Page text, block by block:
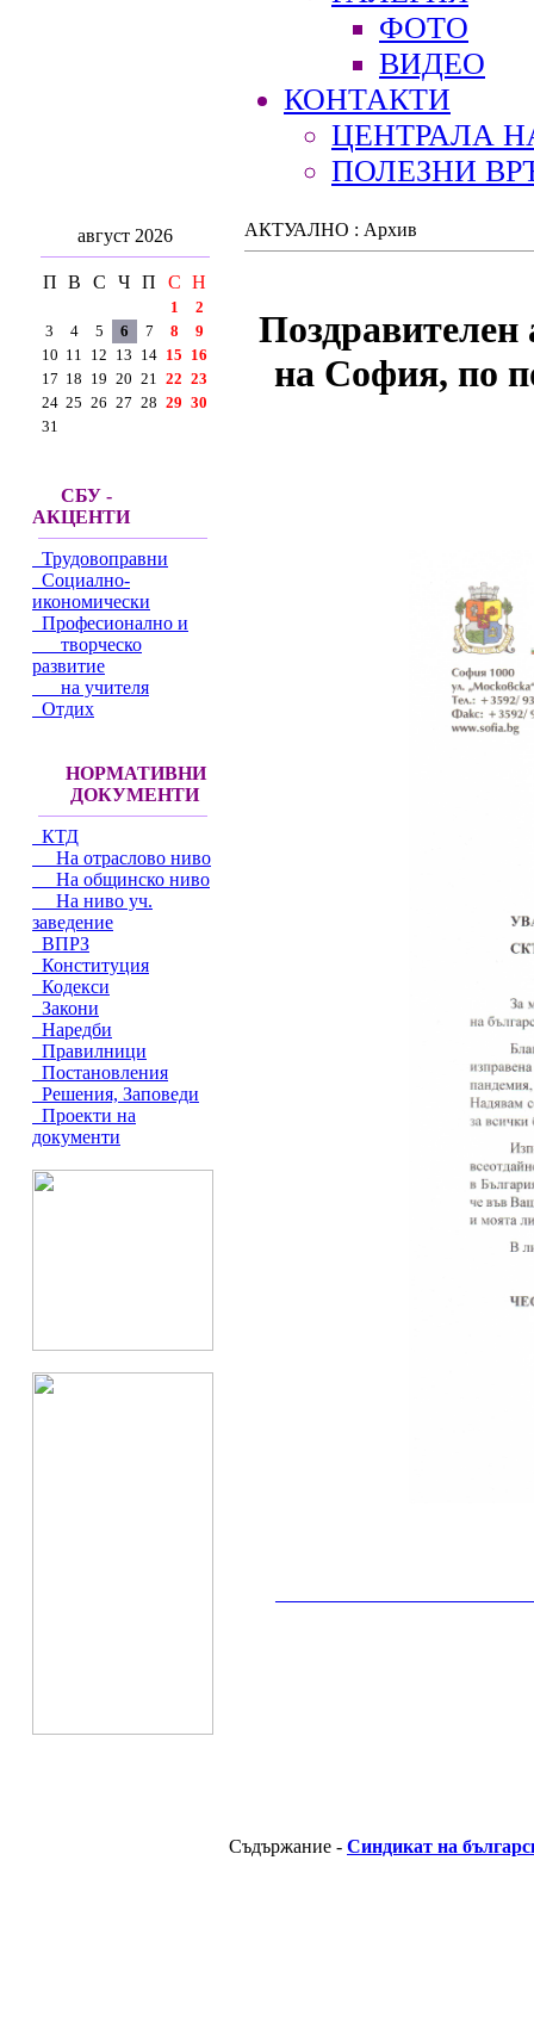
ФОТО
ВИДЕО
КОНТАКТИ
ЦЕНТРАЛА
ПОЛЕЗНИ
август 2026
П В С Ч П С Н
1
2
3
4 5 6 7 8
9
10 11 12 13 14 15 16
17 18 19 20 21 22 23
24 25 26 27 28 29 30
31
СБУ -
АКЦЕНТИ
Трудовоправни
Социално-
икономически
Професионално и
творческо
развитие
на учителя
Отдих
НОРМАТИВНИ
ДОКУМЕНТИ
КТД
На отраслово ниво
На общинско ниво
На ниво уч.
заведение
ВПРЗ
Конституция
Кодекси
Закони
Наредби
Правилници
Постановления
Решения, Заповеди
Проекти на
документи
АКТУАЛНО : Архив
на София, по
Съдържание - Синдикат на